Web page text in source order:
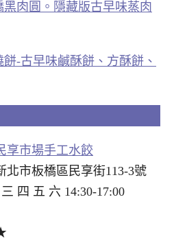
黑肉圓。隱藏版古早味蒸肉
餅-古早味鹹酥餅、方酥餅、
享市場手工水餃
北市板橋區民享街113-3號
四 五 六 14:30-17:00